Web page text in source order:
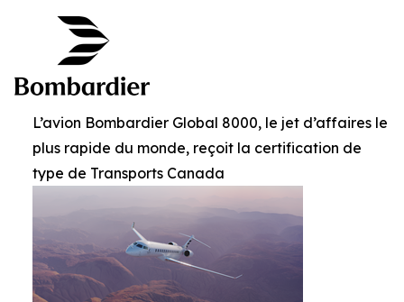
L’avion Bombardier Global 8000, le jet d’affaires le
plus rapide du monde, reçoit la certification de
type de Transports Canada